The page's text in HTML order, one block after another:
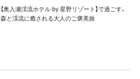
【奥入瀬渓流ホテル by 星野リゾート】で過ごす、
森と渓流に癒される大人のご褒美旅